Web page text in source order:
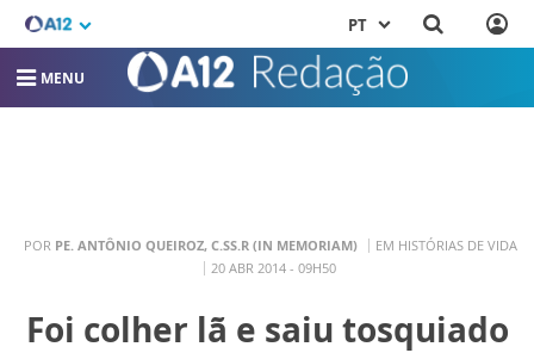
PT
MENU
POR PE. ANTÔNIO QUEIROZ, C.SS.R (IN MEMORIAM)
EM HISTÓRIAS DE VIDA
20 ABR 2014 - 09H50
Foi colher lã e saiu tosquiado